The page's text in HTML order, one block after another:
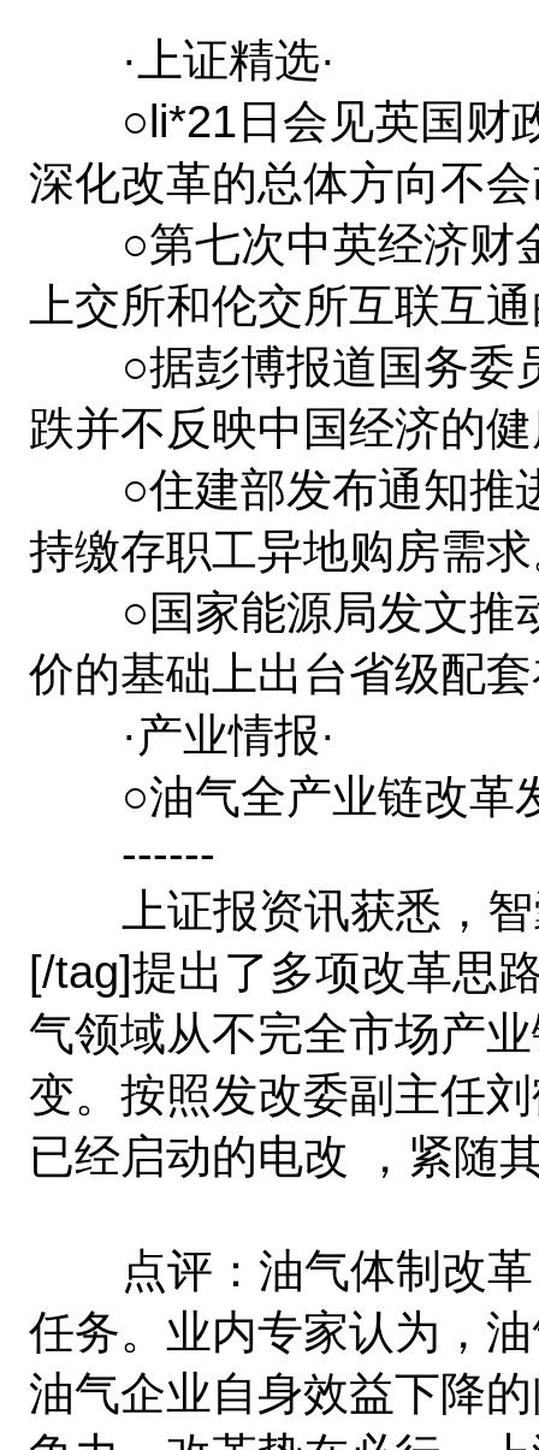
·上证精选·
○li*21日会见英国财政
深化改革的总体方向不
○第七次中英经济财
上交所和伦交所互联互
○据彭博报道国务委
跌并不反映中国经济的
○住建部发布通知推
持缴存职工异地购房需
○国家能源局发文推
价的基础上出台省级配
·产业情报·
○油气全产业链改革
------
上证报资讯获悉，智
[/tag]提出了多项改革思
气领域从不完全市场产
变。按照发改委副主任
已经启动的电改 ，紧随
点评：油气体制改革
任务。业内专家认为，
油气企业自身效益下降